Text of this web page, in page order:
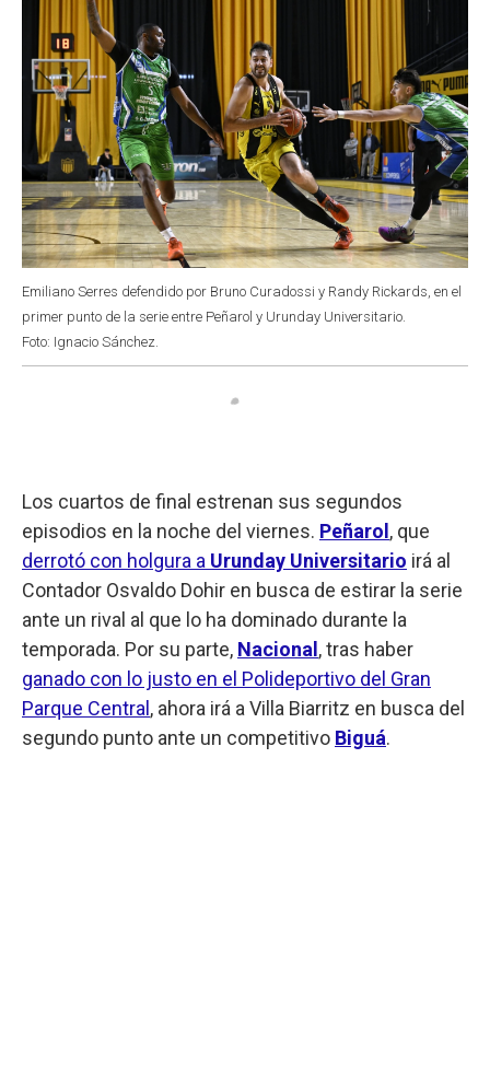
Emiliano Serres defendido por Bruno Curadossi y Randy Rickards, en el
primer punto de la serie entre Peñarol y Urunday Universitario.
Foto: Ignacio Sánchez.
Los cuartos de final estrenan sus segundos
episodios en la noche del viernes. Peñarol , que
derrotó con holgura a Urunday Universitario irá al
Contador Osvaldo Dohir en busca de estirar la serie
ante un rival al que lo ha dominado durante la
temporada. Por su parte, Nacional , tras haber
ganado con lo justo en el Polideportivo del Gran
Parque Central , ahora irá a Villa Biarritz en busca del
segundo punto ante un competitivo Biguá.